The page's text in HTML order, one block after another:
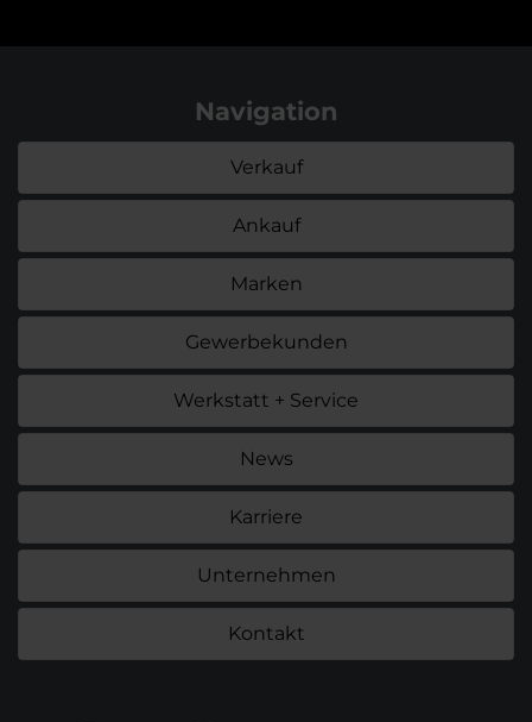
Navigation
Verkauf
Ankauf
Marken
Gewerbekunden
Werkstatt + Service
News
Karriere
Unternehmen
Kontakt